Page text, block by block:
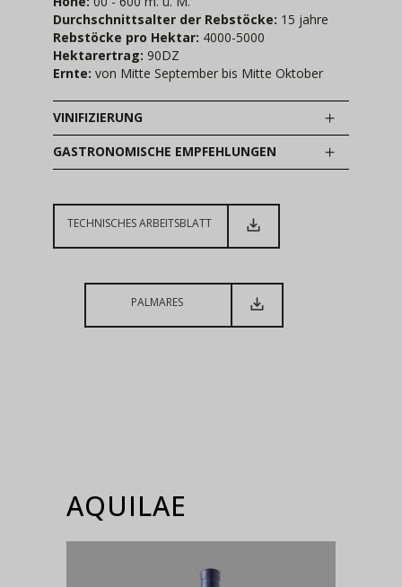
Durchschnittsalter der Rebstöcke: 15 jahre
Rebstöcke pro Hektar: 4000-5000
Hektarertrag: 90DZ
Ernte: von Mitte September bis Mitte Oktober
VINIFIZIERUNG
GASTRONOMISCHE EMPFEHLUNGEN
TECHNISCHES ARBEITSBLATT
PALMARES
AQUILAE